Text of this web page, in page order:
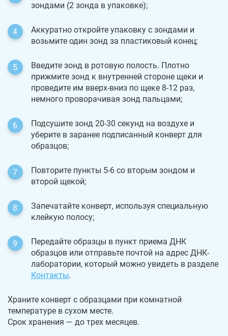
зондами (2 зонда в упаковке);
Аккуратно откройте упаковку с зондами и
возьмите один зонд за пластиковый конец;
Введите зонд в ротовую полость. Плотно
прижмите зонд к внутренней стороне щеки и
проведите им вверх-вниз по щеке 8-12 раз,
немного проворачивая зонд пальцами;
Подсушите зонд 20-30 секунд на воздухе и
уберите в заранее подписанный конверт для
образцов;
Повторите пункты 5-6 со вторым зондом и
второй щекой;
Запечатайте конверт, используя специальную
клейкую полосу;
Передайте образцы в пункт приема ДНК
образцов или отправьте почтой на адрес ДНК-
лаборатории, который можно увидеть в разделе
Контакты.
Храните конверт с образцами при комнатной
температуре в сухом месте.
Срок хранения — до трех месяцев.